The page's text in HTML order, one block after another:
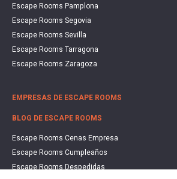
Escape Rooms Pamplona
Escape Rooms Segovia
Escape Rooms Sevilla
Escape Rooms Tarragona
Escape Rooms Zaragoza
EMPRESAS DE ESCAPE ROOMS
BLOG DE ESCAPE ROOMS
Escape Rooms Cenas Empresa
Escape Rooms Cumpleaños
Escape Rooms Despedidas